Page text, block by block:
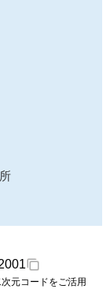
元コードをご活用